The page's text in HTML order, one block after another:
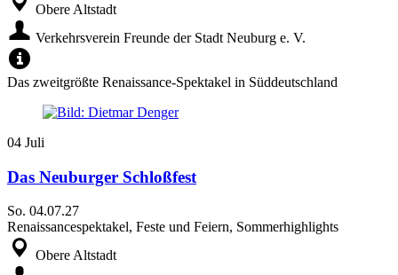
Obere Altstadt
Verkehrsverein Freunde der Stadt Neuburg e. V.
Das zweitgrößte Renaissance-Spektakel in Süddeutschland
04 Juli
Das Neuburger Schloßfest
So. 04.07.27
Renaissancespektakel, Feste und Feiern, Sommerhighlights
Obere Altstadt